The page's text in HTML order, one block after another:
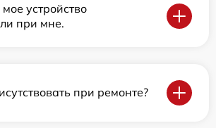
устройство
при мне.
при ремонте?